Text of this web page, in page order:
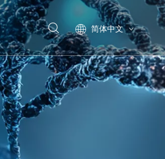
简体中文
English